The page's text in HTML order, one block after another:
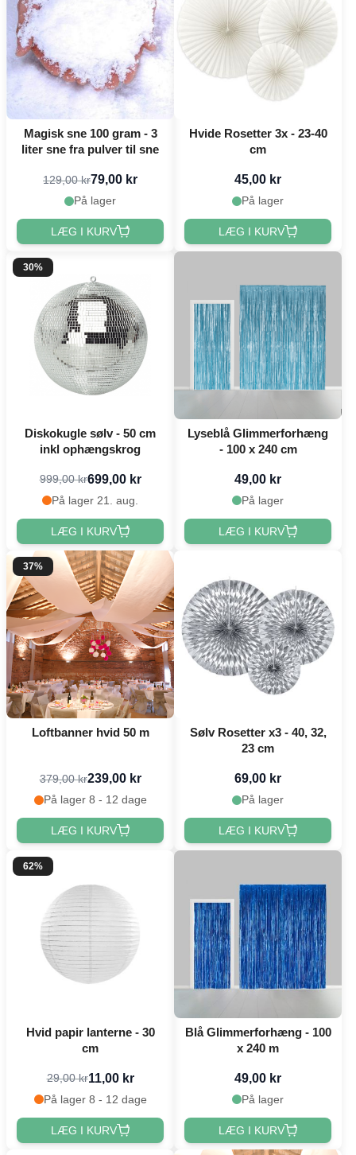
Magisk sne 100 gram - 3
liter sne fra pulver til sne
129,00 kr79,00 kr
På lager
LÆG I KURV
Hvide Rosetter 3x - 23-40
cm
45,00 kr
På lager
LÆG I KURV
30%
Diskokugle sølv - 50 cm
inkl ophængskrog
999,00 kr699,00 kr
På lager 21. aug.
LÆG I KURV
Lyseblå Glimmerforhæng
- 100 x 240 cm
49,00 kr
På lager
LÆG I KURV
37%
Loftbanner hvid 50 m
379,00 kr239,00 kr
På lager 8 - 12 dage
LÆG I KURV
Sølv Rosetter x3 - 40, 32,
23 cm
69,00 kr
På lager
LÆG I KURV
62%
Hvid papir lanterne - 30
cm
29,00 kr11,00 kr
På lager 8 - 12 dage
LÆG I KURV
Blå Glimmerforhæng - 100
x 240 m
49,00 kr
På lager
LÆG I KURV